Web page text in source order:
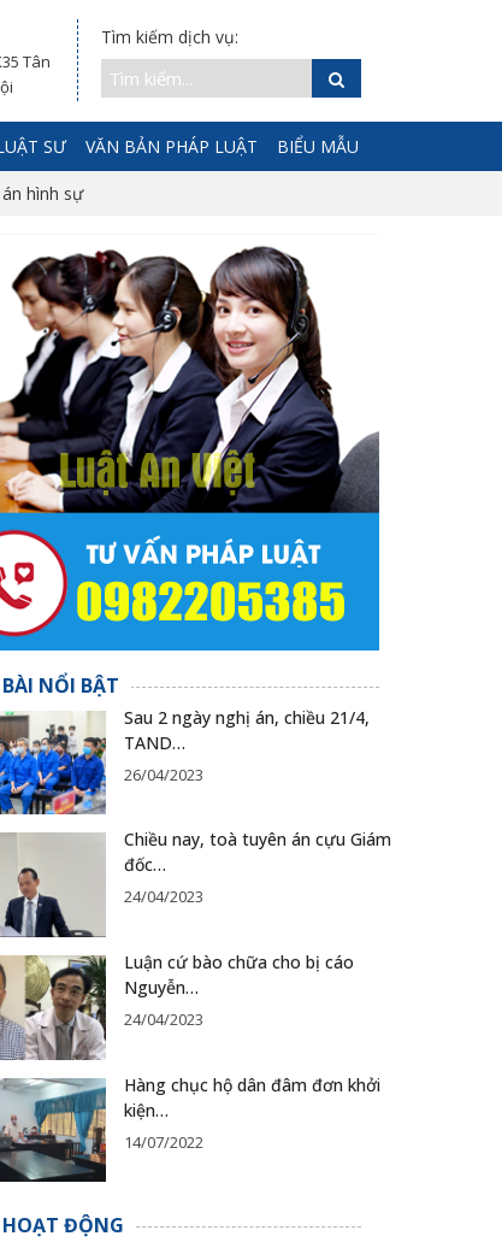
Tân
Tìm kiếm dịch vụ:
SƯ VĂN BẢN PHÁP LUẬT BIỂU MẪU
hình sự
NỔI BẬT
Sau 2 ngày nghị án, chiều 21/4,
TAND…
26/04/2023
Chiều nay, toà tuyên án cựu Giám
đốc…
24/04/2023
Luận cứ bào chữa cho bị cáo
Nguyễn…
24/04/2023
Hàng chục hộ dân đâm đơn khởi
kiện…
14/07/2022
ĐỘNG